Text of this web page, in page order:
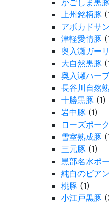
かごしま黒
上州銘柄豚
アボカドサ
津軽愛情豚
奥入瀬ガー
大自然黒豚
奥入瀬ハー
長谷川自然
十勝黒豚 (1)
岩中豚 (1)
ローズポーク
雪室熟成豚
三元豚 (1)
黒部名水ポ
純白のビア
桃豚 (1)
小江戸黒豚